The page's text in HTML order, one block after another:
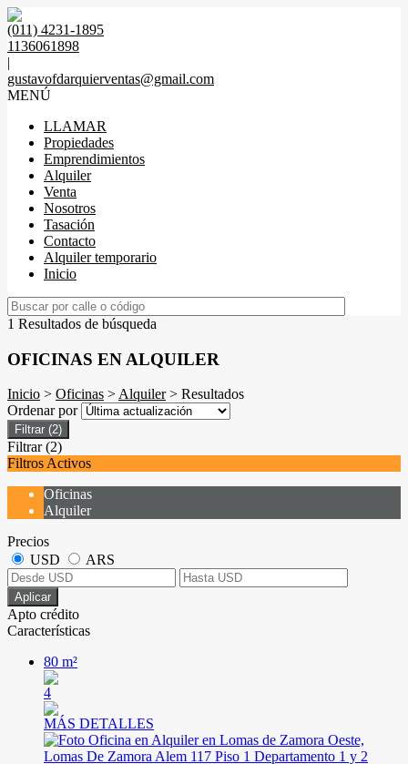
(011) 4231-1895
1136061898
|
gustavofdarquierventas@gmail.com
MENÚ
LLAMAR
Propiedades
Emprendimientos
Alquiler
Venta
Nosotros
Tasación
Contacto
Alquiler temporario
Inicio
1 Resultados de búsqueda
OFICINAS EN ALQUILER
Inicio > Oficinas >Alquiler> Resultados
Ordenar por
Filtrar (2)
Filtrar (2)
Filtros Activos
Oficinas
Alquiler
Precios
USD
ARS
Aplicar
Apto crédito
Características
80 m²
4
MÁS DETALLES